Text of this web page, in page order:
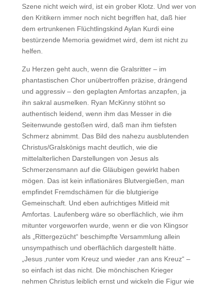
Szene nicht weich wird, ist ein grober Klotz. Und wer von
den Kritikern immer noch nicht begriffen hat, daß hier
dem ertrunkenen Flüchtlingskind Aylan Kurdi eine
bestürzende Memoria gewidmet wird, dem ist nicht zu
helfen.
Zu Herzen geht auch, wenn die Gralsritter – im
phantastischen Chor unübertroffen präzise, drängend
und aggressiv – den geplagten Amfortas anzapfen, ja
ihn sakral ausmelken. Ryan McKinny stöhnt so
authentisch leidend, wenn ihm das Messer in die
Seitenwunde gestoßen wird, daß man ihm tiefsten
Schmerz abnimmt. Das Bild des nahezu ausblutenden
Christus/Gralskönigs macht deutlich, wie die
mittelalterlichen Darstellungen von Jesus als
Schmerzensmann auf die Gläubigen gewirkt haben
mögen. Das ist kein inflationäres Blutvergießen, man
empfindet Fremdschämen für die blutgierige
Gemeinschaft. Und eben aufrichtiges Mitleid mit
Amfortas. Laufenberg wäre so oberflächlich, wie ihm
mitunter vorgeworfen wurde, wenn er die von Klingsor
als „Rittergezücht“ beschimpfte Versammlung allein
unsympathisch und oberflächlich dargestellt hätte.
„Jesus ‚runter vom Kreuz und wieder ‚ran ans Kreuz“ –
so einfach ist das nicht. Die mönchischen Krieger
nehmen Christus leiblich ernst und wickeln die Figur wie